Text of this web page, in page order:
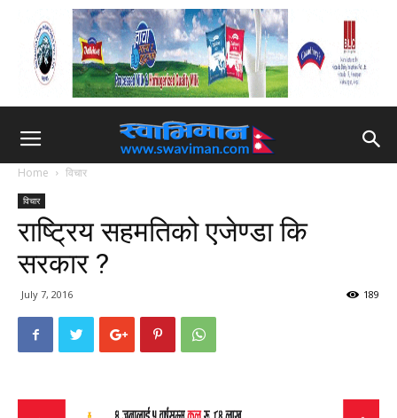
Home विचार
विचार
राष्ट्रिय सहमतिको एजेण्डा कि
सरकार ?
July 7, 2016 189